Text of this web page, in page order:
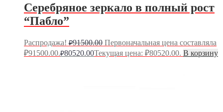
Серебряное зеркало в полный рост
“Пабло”
Распродажа! ₽91500.00 Первоначальная цена составляла
₽91500.00.₽80520.00Текущая цена: ₽80520.00. В корзину